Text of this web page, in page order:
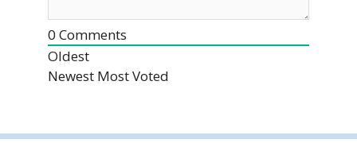
0 Comments
Oldest
Newest Most Voted